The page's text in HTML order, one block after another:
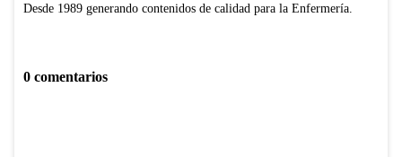
Desde 1989 generando contenidos de calidad para la Enfermería.
0 comentarios